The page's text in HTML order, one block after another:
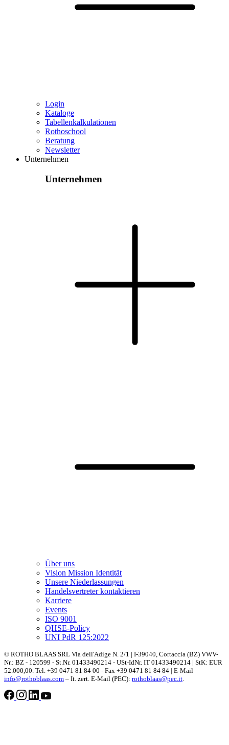
Login
Kataloge
Tabellenkalkulationen
Rothoschool
Beratung
Newsletter
Unternehmen
Unternehmen
Über uns
Vision Mission Identität
Unsere Niederlassungen
Handelsvertreter kontaktieren
Karriere
Events
ISO 9001
QHSE-Policy
UNI PdR 125:2022
© ROTHO BLAAS SRL Via dell'Adige N. 2/1 | I-39040, Cortaccia (BZ) VWV-
Nr.: BZ - 120599 - St.Nr. 01433490214 - USt-IdNr. IT 01433490214 | StK: EUR
52.000,00. Tel. +39 0471 81 84 00 - Fax +39 0471 81 84 84 | E-Mail
info@rothoblaas.com – It. zert. E-Mail (PEC): rothoblaas@pec.it